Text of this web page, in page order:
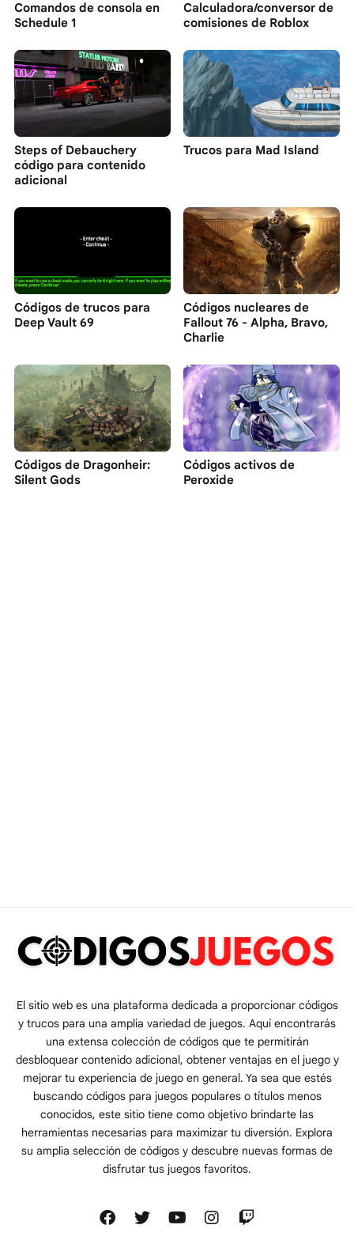
Comandos de consola en
Schedule 1
Calculadora/conversor de
comisiones de Roblox
Steps of Debauchery
código para contenido
adicional
Trucos para Mad Island
Códigos de trucos para
Deep Vault 69
Códigos nucleares de
Fallout 76 - Alpha, Bravo,
Charlie
Códigos de Dragonheir:
Silent Gods
Códigos activos de
Peroxide
El sitio web es una plataforma dedicada a proporcionar códigos
y trucos para una amplia variedad de juegos. Aquí encontrarás
una extensa colección de códigos que te permitirán
desbloquear contenido adicional, obtener ventajas en el juego y
mejorar tu experiencia de juego en general. Ya sea que estés
buscando códigos para juegos populares o títulos menos
conocidos, este sitio tiene como objetivo brindarte las
herramientas necesarias para maximizar tu diversión. Explora
su amplia selección de códigos y descubre nuevas formas de
disfrutar tus juegos favoritos.